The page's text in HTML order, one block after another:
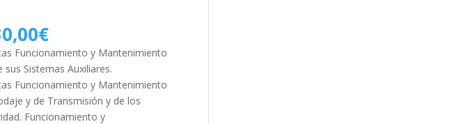
€
Funcionamiento y Mantenimiento
Sistemas Auxiliares.
Funcionamiento y Mantenimiento
y de Transmisión y de los
Funcionamiento y